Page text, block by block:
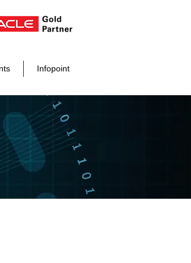
Infopoint